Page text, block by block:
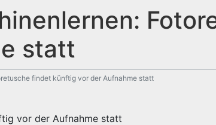
statt
findet künftig vor der Aufnahme statt
vor der Aufnahme statt